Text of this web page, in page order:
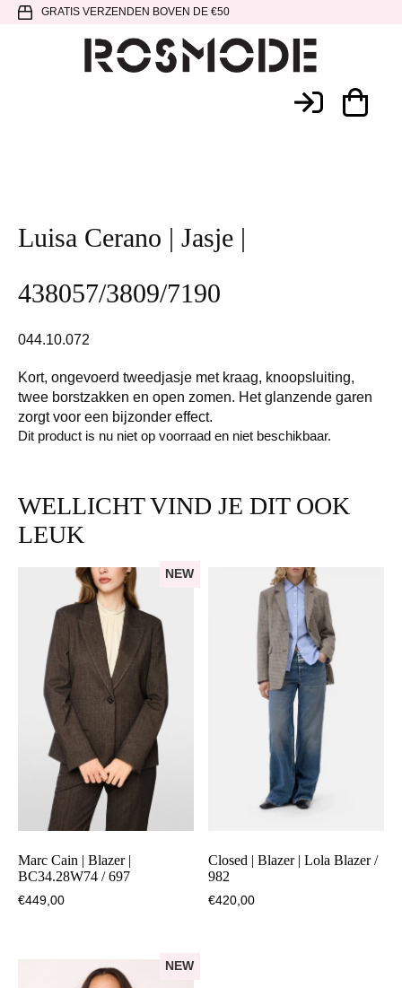
Spring
hoofdnavigatie
Door
SpringGRATIS VERZENDEN BOVEN DE €50
Luisa Cerano | Jasje |
438057/3809/7190
044.10.072
Kort, ongevoerd tweedjasje met kraag, knoopsluiting,
twee borstzakken en open zomen. Het glanzende garen
zorgt voor een bijzonder effect.
Dit product is nu niet op voorraad en niet beschikbaar.
WELLICHT VIND JE DIT OOK
LEUK
NEW
Marc Cain | Blazer |
BC34.28W74 / 697
€449,00
Closed | Blazer | Lola Blazer /
982
€420,00
NEW